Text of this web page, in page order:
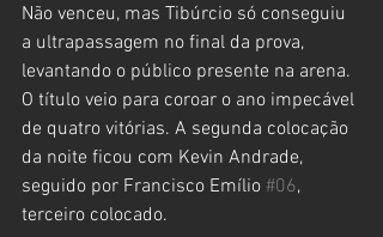
Não venceu, mas Tibúrcio só conseguiu
a ultrapassagem no final da prova,
levantando o público presente na arena.
O título veio para coroar o ano impecável
de quatro vitórias. A segunda colocação
da noite ficou com Kevin Andrade,
seguido por Francisco Emílio #06,
terceiro colocado.